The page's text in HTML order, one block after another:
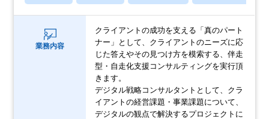
業務内容
クライアントの成功を支える「真のパート
ナー」として、クライアントのニーズに応
じた答えやその見つけ方を模索する、伴走
型・自走化支援コンサルティングを実行頂
きます。
デジタル戦略コンサルタントとして、クラ
イアントの経営課題・事業課題について、
デジタルの観点で解決するプロジェクトに